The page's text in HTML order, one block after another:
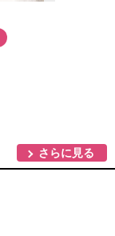
さらに見る